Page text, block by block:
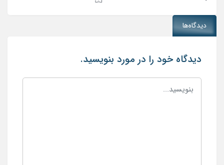
دیدگاه‌ها
دیدگاه خود را در مورد بنویسید.